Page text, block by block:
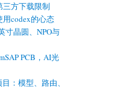
方下载限制
用codex的心态
寸晶圆、NPO与
PCB，AI光
：模型、路由、